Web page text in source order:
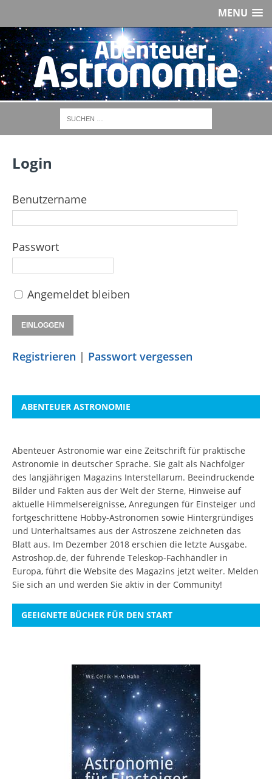
MENU
Login
Benutzername
Passwort
Angemeldet bleiben
Registrieren | Passwort vergessen
ABENTEUER ASTRONOMIE
Abenteuer Astronomie war eine Zeitschrift für praktische
Astronomie in deutscher Sprache. Sie galt als Nachfolger
des langjährigen Magazins Interstellarum. Beeindruckende
Bilder und Fakten aus der Welt der Sterne, Hinweise auf
aktuelle Himmelsereignisse, Anregungen für Einsteiger und
fortgeschrittene Hobby-Astronomen sowie Hintergründiges
und Unterhaltsames aus der Astroszene zeichneten das
Blatt aus. Im Dezember 2018 erschien die letzte Ausgabe.
Astroshop.de, der führende Teleskop-Fachhändler in
Europa, führt die Website des Magazins jetzt weiter. Melden
Sie sich an und werden Sie aktiv in der Community!
GEEIGNETE BÜCHER FÜR DEN START